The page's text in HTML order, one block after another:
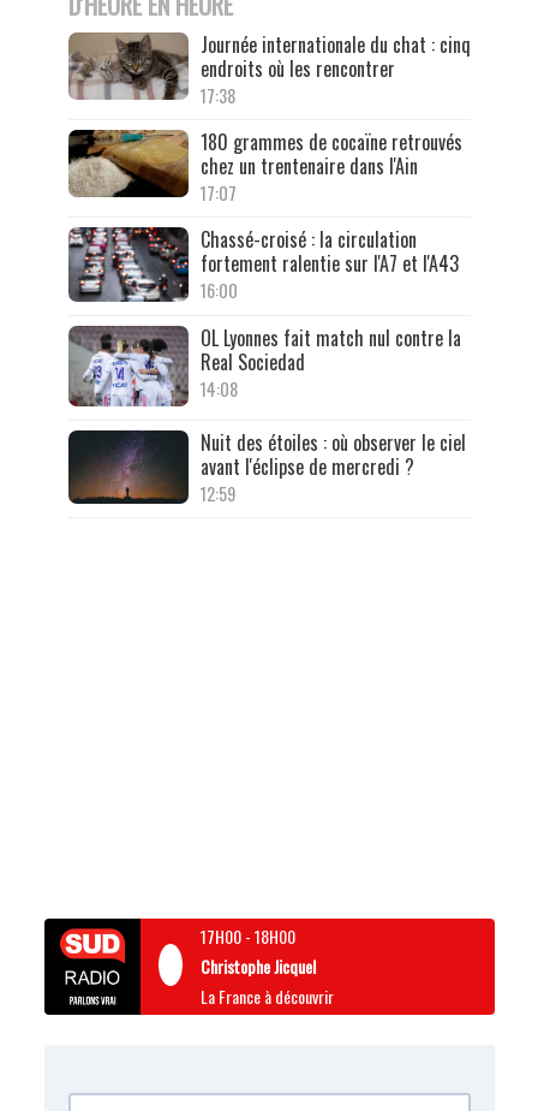
Journée internationale du chat : cinq
endroits où les rencontrer
17:38
180 grammes de cocaïne retrouvés
chez un trentenaire dans l'Ain
17:07
Chassé-croisé : la circulation
fortement ralentie sur l'A7 et l'A43
16:00
OL Lyonnes fait match nul contre la
Real Sociedad
14:08
Nuit des étoiles : où observer le ciel
avant l'éclipse de mercredi ?
12:59
17H00-18H00
Christophe Jicquel
La France à découvrir